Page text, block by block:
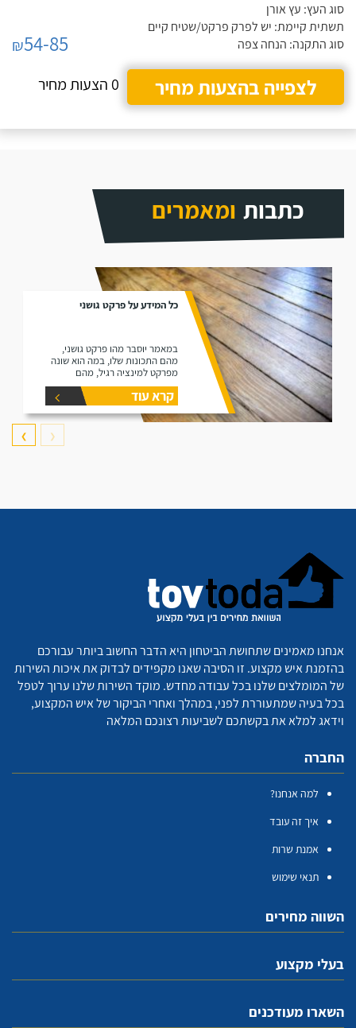
סוג העץ: עץ אורן
תשתית קיימת: יש לפרק פרקט/שטיח קיים
סוג התקנה: הנחה צפה
₪54-85
לצפייה בהצעות מחיר
0 הצעות מחיר
כתבות ומאמרים
כל המידע על פרקט גושני
במאמר יוסבר מהו פרקט גושני,
מהם התכונות שלו, במה הוא שונה
מפרקט למינציה רגיל, מהם
היתרונות שלו ומהם החסרונות שלו.
קרא עוד
❮
❯
אנחנו מאמינים שתחושת הביטחון היא הדבר החשוב ביותר עבורכם
בהזמנת איש מקצוע. זו הסיבה שאנו מקפידים לבדוק את איכות השירות
של המומלצים שלנו בכל עבודה מחדש. מוקד השירות שלנו ערוך לטפל
בכל בעיה שמתעוררת לפני, במהלך ואחרי הביקור של איש המקצוע,
וידאג למלא את בקשתכם לשביעות רצונכם המלאה
החברה
למה אנחנו?
איך זה עובד
אמנת שרות
תנאי שימוש
השווה מחירים
בעלי מקצוע
השארו מעודכנים